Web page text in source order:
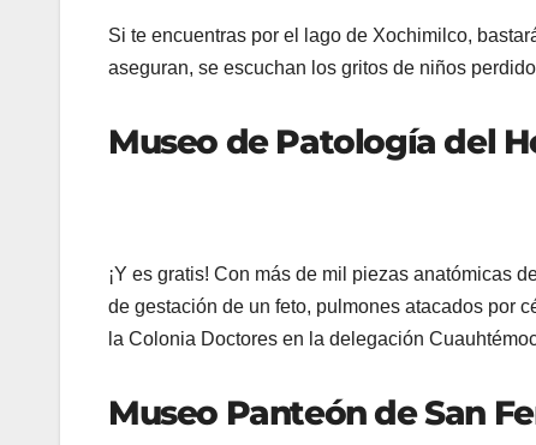
Si te encuentras por el lago de Xochimilco,
aseguran, se escuchan los gritos de niños
Museo de Patología del
¡Y es gratis! Con más de mil piezas anatómicas
de gestación de un feto, pulmones atacados por
la Colonia Doctores en la delegación
Museo Panteón de San